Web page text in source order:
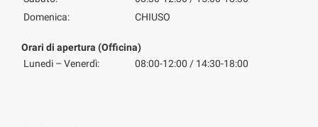
Domenica:
CHIUSO
Orari di apertura (Officina)
Lunedi – Venerdì:
08:00-12:00 / 14:30-18:00